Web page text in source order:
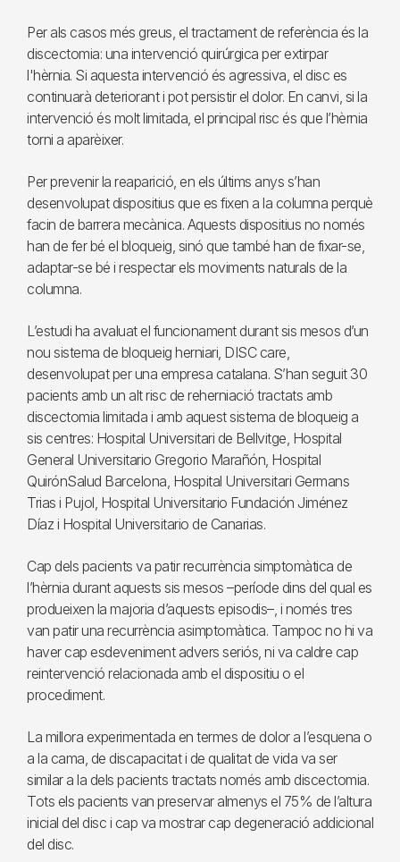
Per als casos més greus, el tractament de referència és la
discectomia: una intervenció quirúrgica per extirpar
l'hèrnia. Si aquesta intervenció és agressiva, el disc es
continuarà deteriorant i pot persistir el dolor. En canvi, si la
intervenció és molt limitada, el principal risc és que l’hèrnia
torni a aparèixer.
Per prevenir la reaparició, en els últims anys s’han
desenvolupat dispositius que es fixen a la columna perquè
facin de barrera mecànica. Aquests dispositius no només
han de fer bé el bloqueig, sinó que també han de fixar-se,
adaptar-se bé i respectar els moviments naturals de la
columna.
L’estudi ha avaluat el funcionament durant sis mesos d’un
nou sistema de bloqueig herniari, DISC care,
desenvolupat per una empresa catalana. S’han seguit 30
pacients amb un alt risc de reherniació tractats amb
discectomia limitada i amb aquest sistema de bloqueig a
sis centres: Hospital Universitari de Bellvitge, Hospital
General Universitario Gregorio Marañón, Hospital
QuirónSalud Barcelona, Hospital Universitari Germans
Trias i Pujol, Hospital Universitario Fundación Jiménez
Díaz i Hospital Universitario de Canarias.
Cap dels pacients va patir recurrència simptomàtica de
l’hèrnia durant aquests sis mesos –període dins del qual es
produeixen la majoria d’aquests episodis–, i només tres
van patir una recurrència asimptomàtica. Tampoc no hi va
haver cap esdeveniment advers seriós, ni va caldre cap
reintervenció relacionada amb el dispositiu o el
procediment.
La millora experimentada en termes de dolor a l’esquena o
a la cama, de discapacitat i de qualitat de vida va ser
similar a la dels pacients tractats només amb discectomia.
Tots els pacients van preservar almenys el 75% de l’altura
inicial del disc i cap va mostrar cap degeneració addicional
del disc.